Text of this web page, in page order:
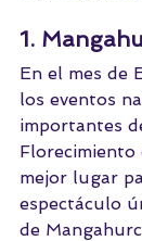
1.
En el mes de
los eventos
importantes
Florecimiento
mejor lugar
espectáculo
de